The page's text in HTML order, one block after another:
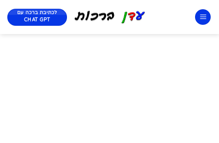
לכתיבת ברכה עם
CHAT GPT